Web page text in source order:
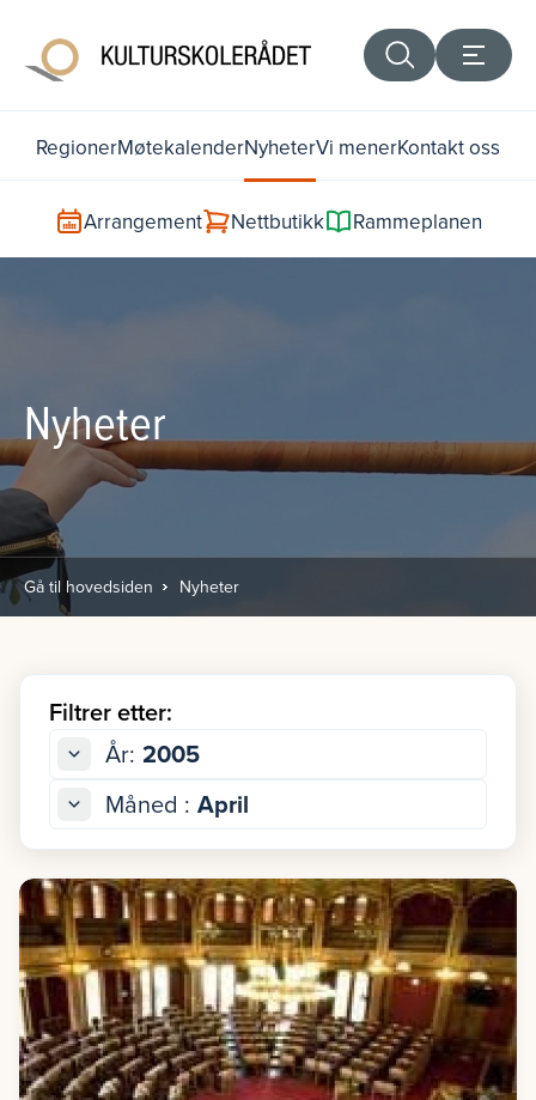
RegionerMøtekalenderNyheterVi menerKontakt oss
Arrangement Nettbutikk Rammeplanen
Nyheter
Gå til hovedsiden Nyheter
Filtrer etter:
År: 2005
Måned : April